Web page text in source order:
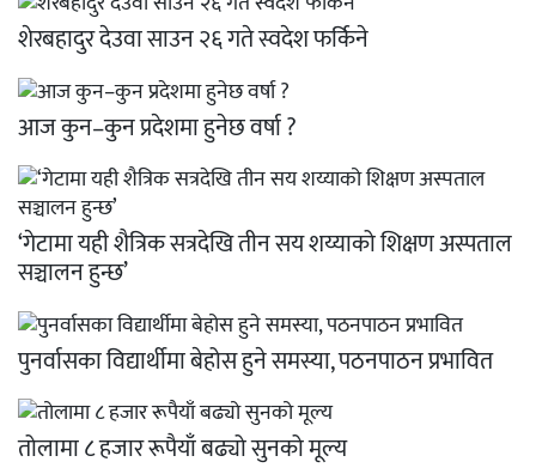
शेरबहादुर देउवा साउन २६ गते स्वदेश फर्किने
आज कुन–कुन प्रदेशमा हुनेछ वर्षा ?
‘गेटामा यही शैत्रिक सत्रदेखि तीन सय शय्याको शिक्षण अस्पताल
सञ्चालन हुन्छ’
पुनर्वासका विद्यार्थीमा बेहोस हुने समस्या, पठनपाठन प्रभावित
तोलामा ८ हजार रूपैयाँ बढ्यो सुनको मूल्य